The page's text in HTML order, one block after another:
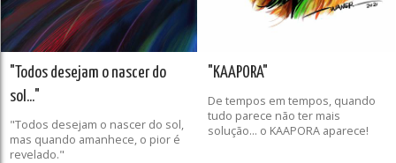
"Todos desejam o nascer do
sol..."
"Todos desejam o nascer do sol,
mas quando amanhece, o pior é
revelado."
"KAAPORA"
De tempos em tempos, quando
tudo parece não ter mais
solução... o KAAPORA aparece!